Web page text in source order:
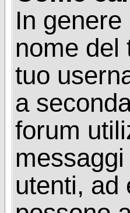
In
nome del
tuo
a
forum
utenti, ad